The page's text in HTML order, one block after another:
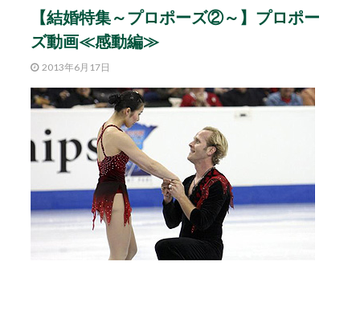
【結婚特集～プロポーズ②～】プロポー
ズ動画≪感動編≫
2013年6月17日